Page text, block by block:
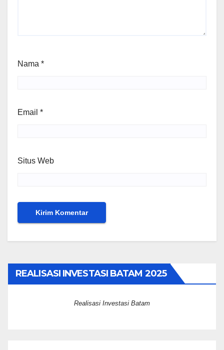
Nama *
Email *
Situs Web
REALISASI INVESTASI BATAM 2025
Realisasi Investasi Batam